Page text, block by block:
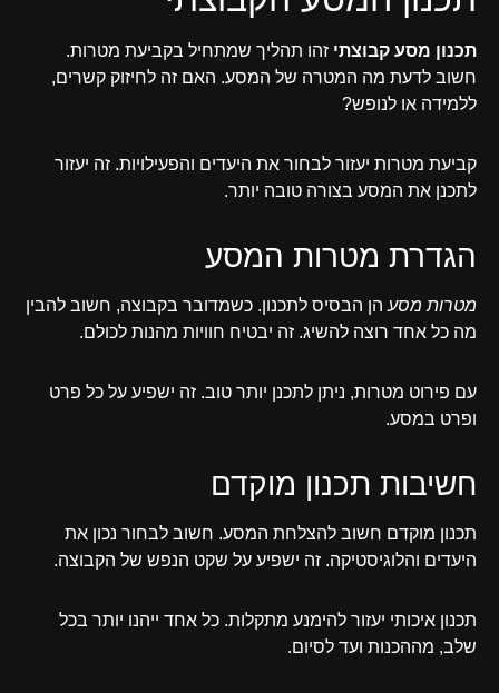
תכנון מסע קבוצתי זהו תהליך שמתחיל בקביעת מטרות.
חשוב לדעת מה המטרה של המסע. האם זה לחיזוק קשרים,
ללמידה או לנופש?
קביעת מטרות יעזור לבחור את היעדים והפעילויות. זה יעזור
לתכנן את המסע בצורה טובה יותר.
הגדרת מטרות המסע
מטרות מסעהן הבסיס לתכנון. כשמדובר בקבוצה, חשוב להבין
מה כל אחד רוצה להשיג. זה יבטיח חוויות מהנות לכולם.
עם פירוט מטרות, ניתן לתכנן יותר טוב. זה ישפיע על כל פרט
ופרט במסע.
חשיבות תכנון מוקדם
תכנון מוקדם חשוב להצלחת המסע. חשוב לבחור נכון את
היעדים והלוגיסטיקה. זה ישפיע על שקט הנפש של הקבוצה.
תכנון איכותי יעזור להימנע מתקלות. כל אחד ייהנו יותר בכל
שלב, מההכנות ועד לסיום.